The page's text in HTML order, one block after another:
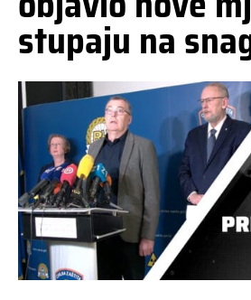
stupaju na